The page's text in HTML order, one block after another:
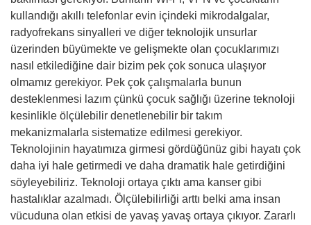
kullandığı akıllı telefonlar evin içindeki mikrodalgalar,
radyofrekans sinyalleri ve diğer teknolojik unsurlar
üzerinden büyümekte ve gelişmekte olan çocuklarımızı
nasıl etkilediğine dair bizim pek çok sonuca ulaşıyor
olmamız gerekiyor. Pek çok çalışmalarla bunun
desteklenmesi lazım çünkü çocuk sağlığı üzerine teknoloji
kesinlikle ölçülebilir denetlenebilir bir takım
mekanizmalarla sistematize edilmesi gerekiyor.
Teknolojinin hayatımıza girmesi gördüğünüz gibi hayatı çok
daha iyi hale getirmedi ve daha dramatik hale getirdiğini
söyleyebiliriz. Teknoloji ortaya çıktı ama kanser gibi
hastalıklar azalmadı. Ölçülebilirliği arttı belki ama insan
vücuduna olan etkisi de yavaş yavaş ortaya çıkıyor. Zararlı